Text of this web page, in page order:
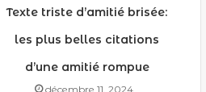
Texte triste d’amitié brisée:
les plus belles citations
d’une amitié rompue
décembre 11, 2024